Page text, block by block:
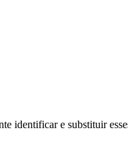
identificar e substituir